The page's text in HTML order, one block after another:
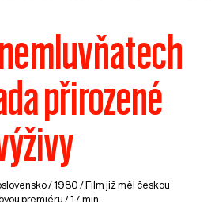
přirozené
/ 1980 / Film již měl českou
premiéru / 17 min.